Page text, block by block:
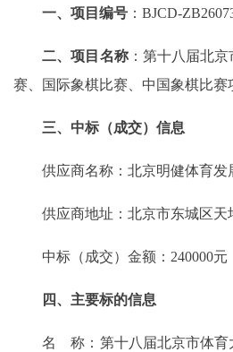
一、项目编号 ：BJCD-
二、项目名称：第十八届北京
赛、国际象棋比赛、中国象棋比赛
三、中标（成交）信息
供应商名称：北京明健体育发
供应商地址：北京市东城区天
中标（成交）金额：240000元
四、主要标的信息
名 称：第十八届北京市体育大